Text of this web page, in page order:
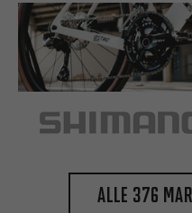
Alle 376